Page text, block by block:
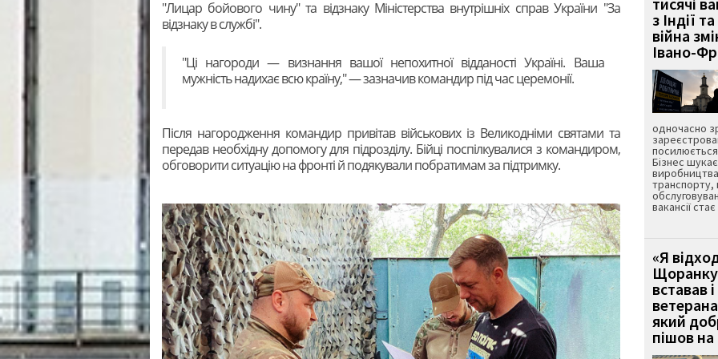
"Лицар бойового чину" та відзнаку Міністерства внутрішніх справ України "За
відзнаку в службі".
"Ці нагороди — визнання вашої непохитної відданості Україні. Ваша
мужність надихає всю країну," — зазначив командир під час церемонії.
Після нагородження командир привітав військових із Великодніми святами та
передав необхідну допомогу для підрозділу. Бійці поспілкувалися з командиром,
обговорити ситуацію на фронті й подякували побратимам за підтримку.
з Індії
війна
Івано-
одночасно
Бізнес
вакансії
«Я
Щоранку
вставав
який
пішов на